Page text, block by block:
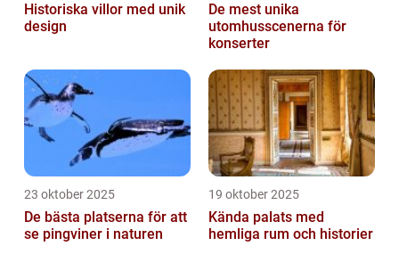
Historiska villor med unik
design
De mest unika
utomhusscenerna för
konserter
23 oktober 2025
De bästa platserna för att
se pingviner i naturen
19 oktober 2025
Kända palats med
hemliga rum och historier